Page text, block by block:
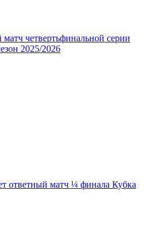
матч четвертьфинальной серии
2025/2026
ответный матч ¼ финала Кубка